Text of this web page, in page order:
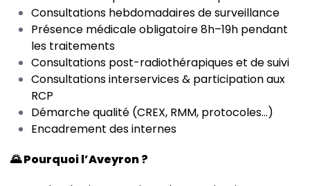
Consultations hebdomadaires de surveillance
Présence médicale obligatoire 8h–19h pendant
les traitements
Consultations post-radiothérapiques et de suivi
Consultations interservices & participation aux
RCP
Démarche qualité (CREX, RMM, protocoles…)
Encadrement des internes
🌄 Pourquoi l’Aveyron ?